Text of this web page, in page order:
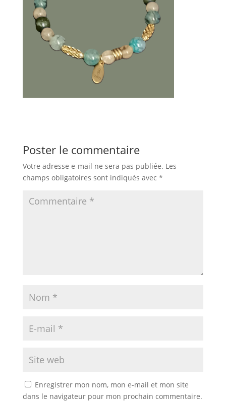
Poster le commentaire
Votre adresse e-mail ne sera pas publiée. Les
champs obligatoires sont indiqués avec *
Enregistrer mon nom, mon e-mail et mon site
dans le navigateur pour mon prochain commentaire.